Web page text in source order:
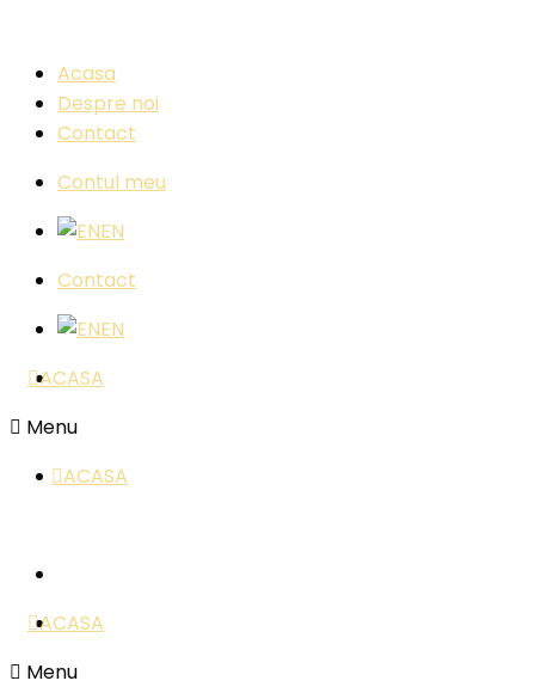
Acasa
Despre noi
Contact
Contul meu
EN
Contact
EN
ACASA
Menu
ACASA
ACASA
Menu